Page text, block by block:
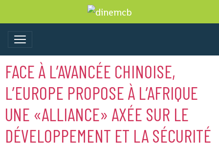
FACE À L’AVANCÉE CHINOISE,
L’EUROPE PROPOSE À L’AFRIQUE
UNE «ALLIANCE» AXÉE SUR LE
DÉVELOPPEMENT ET LA SÉCURITÉ